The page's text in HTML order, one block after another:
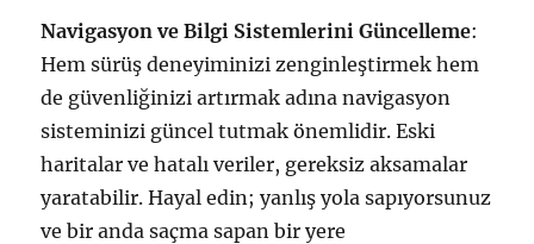
Navigasyon ve Bilgi Sistemlerini Güncelleme:
Hem sürüş deneyiminizi zenginleştirmek hem
de güvenliğinizi artırmak adına navigasyon
sisteminizi güncel tutmak önemlidir. Eski
haritalar ve hatalı veriler, gereksiz aksamalar
yaratabilir. Hayal edin; yanlış yola sapıyorsunuz
ve bir anda saçma sapan bir yere